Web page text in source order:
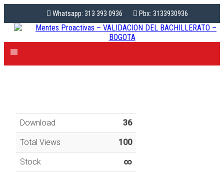
Whatsapp: 313 393 0936 Pbx: 3133930936
Download 36
Total Views 100
Stock ∞